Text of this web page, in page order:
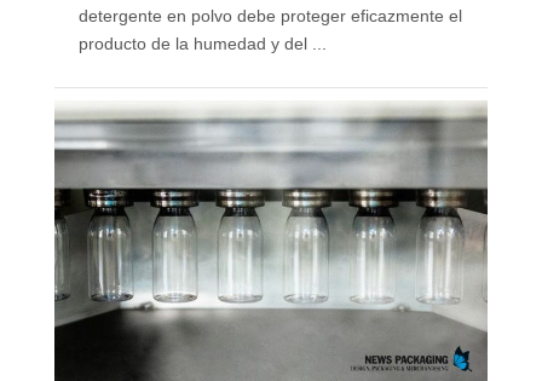
detergente en polvo debe proteger eficazmente el
producto de la humedad y del ...